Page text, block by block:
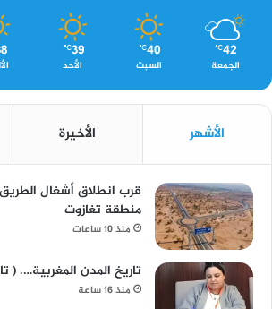
42
℃
الجمعة
40
℃
السبت
39
℃
الأحد
الأشهر الأخيرة
قرب انطلاق أشغال
منطقة تغازوت
منذ 10 ساعات
تاريخ المدن المغربية…. (
منذ 16 ساعة